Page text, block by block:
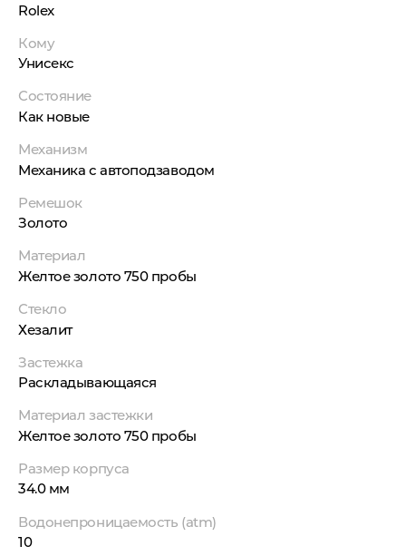
Rolex
Кому
Унисекс
Состояние
Как новые
Механизм
Механика с автоподзаводом
Ремешок
Золото
Материал
Желтое золото 750 пробы
Стекло
Хезалит
Застежка
Раскладывающаяся
Материал застежки
Желтое золото 750 пробы
Размер корпуса
34.0 мм
Водонепроницаемость (atm)
10